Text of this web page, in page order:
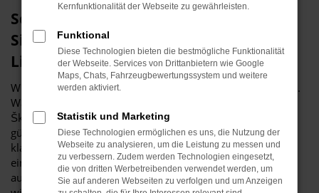
Schnäppchenstimmung? Dann sichern
Sie sich eine Škoda Tageszulassung für
Lippstadt
Wir bei Budde Automobile sind stets in Schnäppchenlaune.
Was das bedeutet? Ganz einfach, dass Sie bei uns eine
Škoda Tageszulassung für Lippstadt zum rekordverdächtig
günstigen Preis erhalten. Möglich wird dies, indem ein
klassischer Neuwagen für einen Tag in Lippstadt oder an
einem anderen Ort zugelassen wird. Die Zulassung erfolgt
auf den Händler und ist natürlich nur „pro forma“. Erreicht
Kernfunktionalität der Webseite zu gewährleisten.
Funktional
Diese Technologien bieten die bestmögliche Funktionalität
der Webseite. Services von Drittanbietern wie Google
Maps, Chats, Fahrzeugbewertungssystem und weitere
werden aktiviert.
Statistik und Marketing
Diese Technologien ermöglichen es uns, die Nutzung der
Webseite zu analysieren, um die Leistung zu messen und
zu verbessern. Zudem werden Technologien eingesetzt,
die von dritten Werbetreibenden verwendet werden, um
Sie auf anderen Webseiten zu verfolgen und um Anzeigen